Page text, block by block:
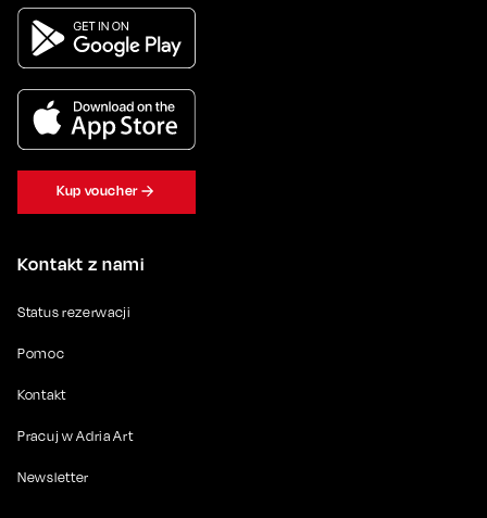
Kontakt z nami
Status rezerwacji
Pomoc
Kontakt
Pracuj w Adria Art
Newsletter
Kup voucher